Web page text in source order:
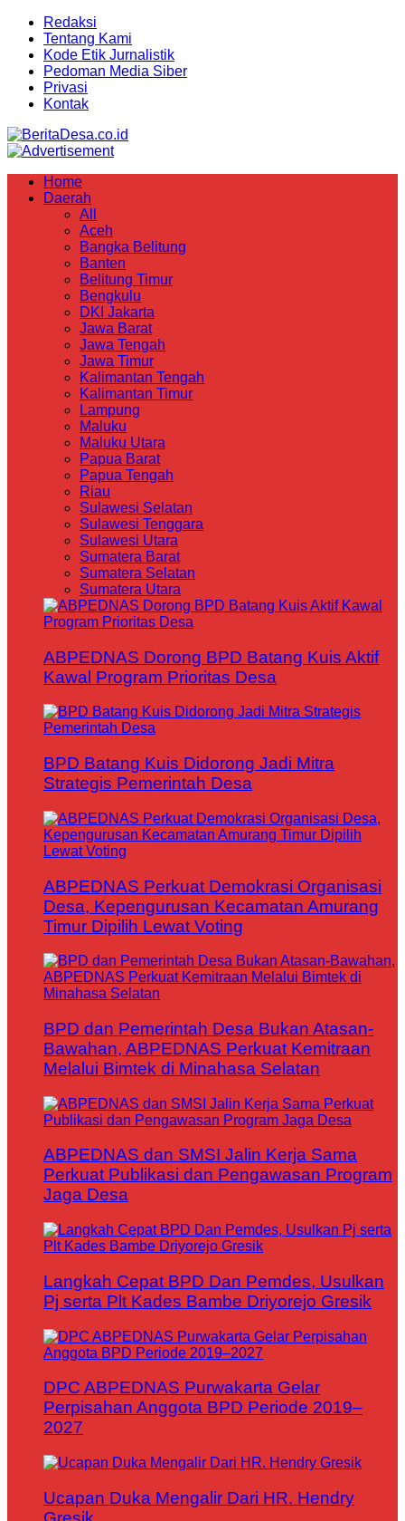
Redaksi
Tentang Kami
Kode Etik Jurnalistik
Pedoman Media Siber
Privasi
Kontak
Home
Daerah
All
Aceh
Bangka Belitung
Banten
Belitung Timur
Bengkulu
DKI Jakarta
Jawa Barat
Jawa Tengah
Jawa Timur
Kalimantan Tengah
Kalimantan Timur
Lampung
Maluku
Maluku Utara
Papua Barat
Papua Tengah
Riau
Sulawesi Selatan
Sulawesi Tenggara
Sulawesi Utara
Sumatera Barat
Sumatera Selatan
Sumatera Utara
ABPEDNAS Dorong BPD Batang Kuis Aktif
Kawal Program Prioritas Desa
BPD Batang Kuis Didorong Jadi Mitra
Strategis Pemerintah Desa
ABPEDNAS Perkuat Demokrasi Organisasi
Desa, Kepengurusan Kecamatan Amurang
Timur Dipilih Lewat Voting
BPD dan Pemerintah Desa Bukan Atasan-
Bawahan, ABPEDNAS Perkuat Kemitraan
Melalui Bimtek di Minahasa Selatan
ABPEDNAS dan SMSI Jalin Kerja Sama
Perkuat Publikasi dan Pengawasan Program
Jaga Desa
Langkah Cepat BPD Dan Pemdes, Usulkan
Pj serta Plt Kades Bambe Driyorejo Gresik
DPC ABPEDNAS Purwakarta Gelar
Perpisahan Anggota BPD Periode 2019–
2027
Ucapan Duka Mengalir Dari HR. Hendry